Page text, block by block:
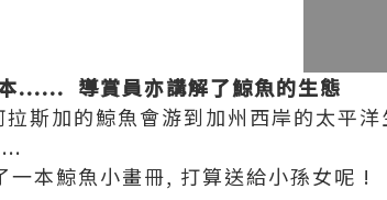
...... 導賞員亦講解了鯨魚的生態
斯加的鯨魚會游到加州西岸的太平
本鯨魚小畫冊, 打算送給小孫女呢 !